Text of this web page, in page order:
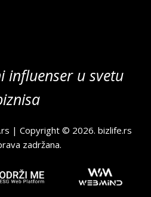
influenser u svetu
| Copyright © 2026.bizlife.rs
zadržana.